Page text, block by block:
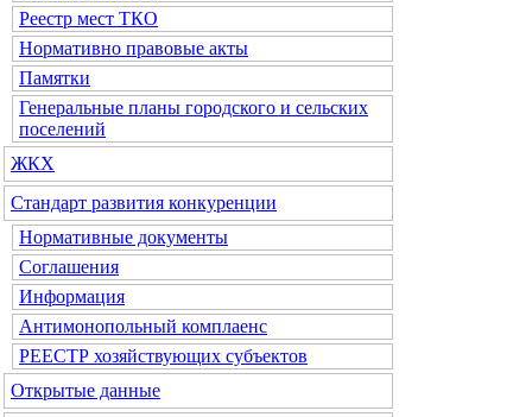
Реестр мест ТКО
Нормативно правовые акты
Памятки
Генеральные планы городского и сельских
поселений
ЖКХ
Стандарт развития конкуренции
Нормативные документы
Соглашения
Информация
Антимонопольный комплаенс
РЕЕСТР хозяйствующих субъектов
Открытые данные